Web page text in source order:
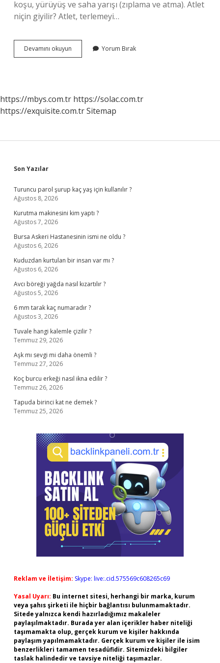
koşu, yürüyüş ve saha yarışı (zıplama ve atma). Atlet
niçin giyilir? Atlet, terlemeyi…
Devamını okuyun
Amacı
Yorum Bırak
https://mbys.com.tr https://solac.com.tr
https://exquisite.com.trSitemap
Sidebar
Son Yazılar
Turuncu parol şurup kaç yaş için kullanılır ?
Ağustos 8, 2026
Kurutma makinesini kim yaptı ?
Ağustos 7, 2026
Bursa Askeri Hastanesinin ismi ne oldu ?
Ağustos 6, 2026
Kuduzdan kurtulan bir insan var mı ?
Ağustos 6, 2026
Avcı böreği yağda nasıl kızartılır ?
Ağustos 5, 2026
6 mm tarak kaç numaradır ?
Ağustos 3, 2026
Tuvale hangi kalemle çizilir ?
Temmuz 29, 2026
Aşk mı sevgi mi daha önemli ?
Temmuz 27, 2026
Koç burcu erkeği nasıl ikna edilir ?
Temmuz 26, 2026
Tapuda birinci kat ne demek ?
Temmuz 25, 2026
Reklam ve İletişim: Skype: live:.cid.575569c608265c69
Yasal Uyarı: Bu internet sitesi, herhangi bir marka, kurum
veya şahıs şirketi ile hiçbir bağlantısı bulunmamaktadır.
Sitede yalnızca kendi hazırladığımız makaleler
paylaşılmaktadır. Burada yer alan içerikler haber niteliği
taşımamakta olup, gerçek kurum ve kişiler hakkında
paylaşım yapılmamaktadır. Gerçek kurum ve kişiler ile isim
benzerlikleri tamamen tesadüfidir. Sitemizdeki bilgiler
taslak halindedir ve tavsiye niteliği taşımazlar.